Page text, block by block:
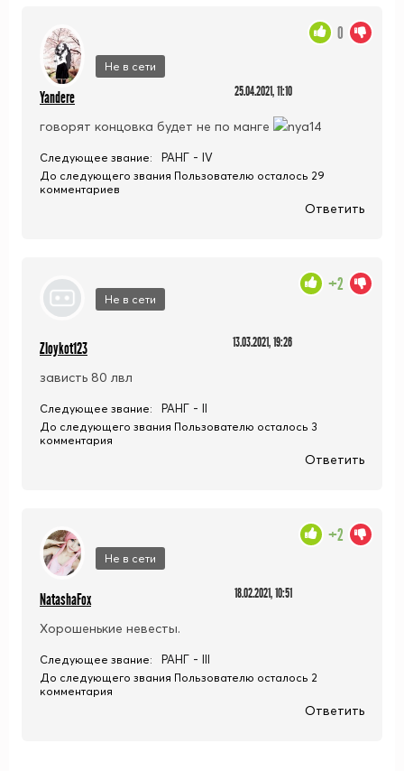
Не в сети
Yandere 25.04.2021, 11:10
говорят концовка будет не по манге
0
Следующее звание: РАНГ - IV
До следующего звания Пользователю осталось 29
комментариев
Ответить
Не в сети
Zloykot123 13.03.2021, 19:26
зависть 80 лвл
+2
Следующее звание: РАНГ - II
До следующего звания Пользователю осталось 3
комментария
Ответить
Не в сети
NatashaFox 18.02.2021, 10:51
Хорошенькие невесты.
+2
Следующее звание: РАНГ - III
До следующего звания Пользователю осталось 2
комментария
Ответить